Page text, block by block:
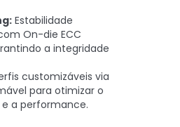
Estabilidade
On-die ECC
a integridade
customizáveis via
para otimizar o
a performance.